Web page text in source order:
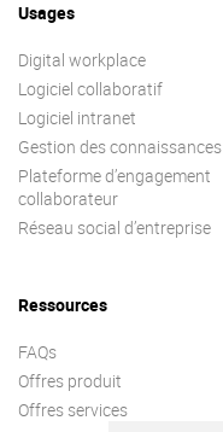
Usages
Digital workplace
Logiciel collaboratif
Logiciel intranet
Gestion des connaissances
Plateforme d’engagement
collaborateur
Réseau social d’entreprise
Ressources
FAQs
Offres produit
Offres services